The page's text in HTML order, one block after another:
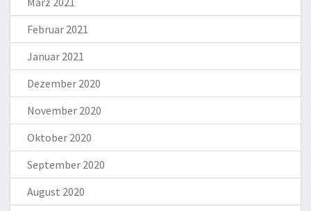
Februar 2021
Januar 2021
Dezember 2020
November 2020
Oktober 2020
September 2020
August 2020